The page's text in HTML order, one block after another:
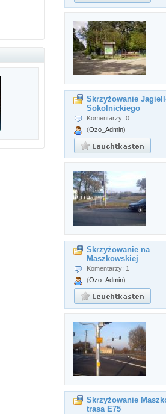
Skrzyżowanie
Sokolnickiego
Komentarzy: 0
(Ozo_Admin)
Skrzyżowanie na
Maszkowskiej
Komentarzy: 1
(Ozo_Admin)
Skrzyżowanie
trasa E75